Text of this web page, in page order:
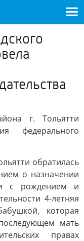
г. Тольятти
федерального
обратилась
о назначении
с рождением и
4-летняя
которая
мать
правах